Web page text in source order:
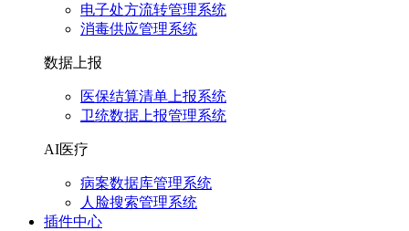
电子处方流转管理系统
消毒供应管理系统
数据上报
医保结算清单上报系统
卫统数据上报管理系统
AI医疗
病案数据库管理系统
人脸搜索管理系统
插件中心